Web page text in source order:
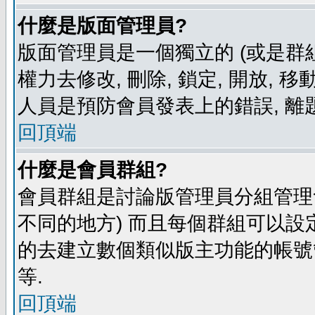
什麼是版面管理員?
版面管理員是一個獨立的 (或是
權力去修改, 刪除, 鎖定, 開放, 移
人員是預防會員發表上的錯誤, 離
回頂端
什麼是會員群組?
會員群組是討論版管理員分組管
不同的地方) 而且每個群組可以
的去建立數個類似版主功能的帳
等.
回頂端